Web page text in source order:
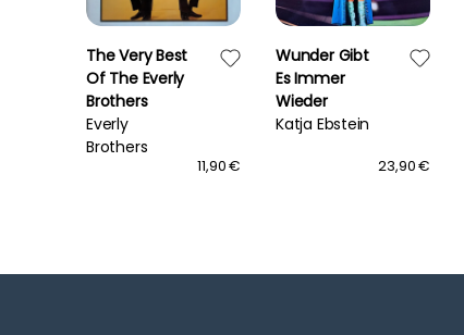
The Very Best
Of The Everly
Brothers
Everly
Brothers
11,90 €
Wunder Gibt
Es Immer
Wieder
Katja Ebstein
23,90 €